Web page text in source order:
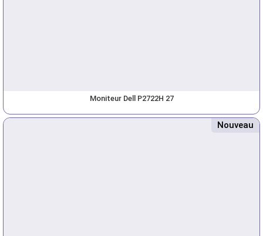
Moniteur Dell P2722H 27
Nouveau